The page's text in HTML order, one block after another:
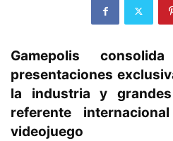
Gamepolis
presentaciones
la industria y
referente
videojuego